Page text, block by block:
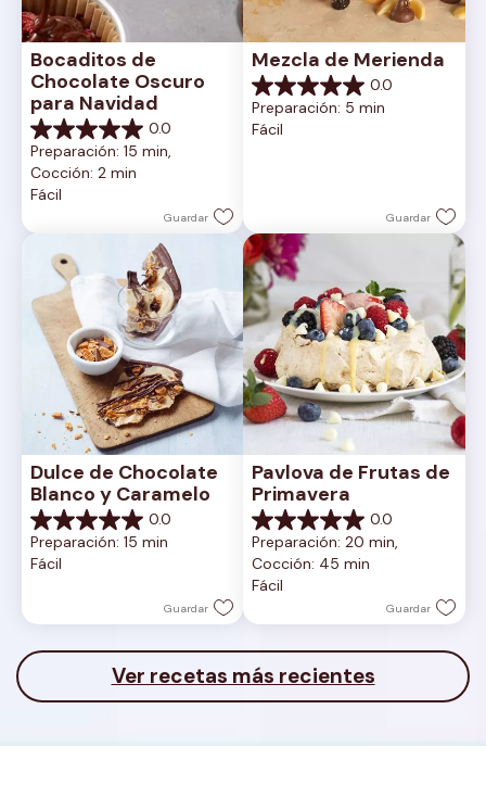
Bocaditos de
Chocolate Oscuro
para Navidad
0.0
0.0
de
5
estrellas.
Preparación: 15 min,
Cocción: 2 min
Fácil
Guardar
Mezcla de Merienda
0.0
0.0
de
5
Preparación: 5 min
Fácil
Guardar
Dulce de Chocolate
Blanco y Caramelo
0.0
0.0
de
5
Preparación: 15 min
Fácil
Guardar
Pavlova de Frutas de
Primavera
0.0
0.0
de
5
estrellas.
Preparación: 20 min,
Cocción: 45 min
Fácil
Guardar
Ver recetas más recientes